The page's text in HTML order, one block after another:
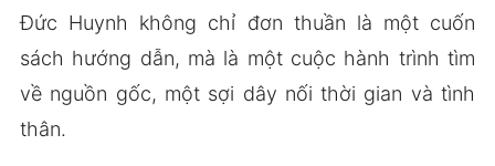
Đức Huynh không chỉ đơn thuần là một cuốn
sách hướng dẫn, mà là một cuộc hành trình tìm
về nguồn gốc, một sợi dây nối thời gian và tình
thân.